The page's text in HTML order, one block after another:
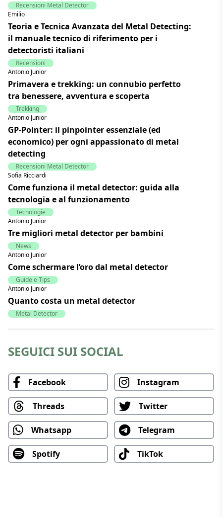
Recensioni Metal Detector
Emilio
Teoria e Tecnica Avanzata del Metal Detecting:
il manuale tecnico di riferimento per i
detectoristi italiani
Recensioni
Antonio Junior
Primavera e trekking: un connubio perfetto
tra benessere, avventura e scoperta
Trekking
Antonio Junior
GP-Pointer: il pinpointer essenziale (ed
economico) per ogni appassionato di metal
detecting
Recensioni Metal Detector
Sofia Ricciardi
Come funziona il metal detector: guida alla
tecnologia e al funzionamento
Tecnologie
Antonio Junior
Tre migliori metal detector per bambini
News
Antonio Junior
Come schermare l’oro dal metal detector
Guide e Tips
Antonio Junior
Quanto costa un metal detector
Metal Detector
SEGUICI SUI SOCIAL
Facebook Instagram
Threads Twitter
Whatsapp Telegram
Spotify TikTok